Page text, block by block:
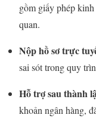
gồm giấy phép
quan.
Nộp hồ sơ trực
sai sót trong quy
Hỗ trợ sau thành
khoản ngân hàng,